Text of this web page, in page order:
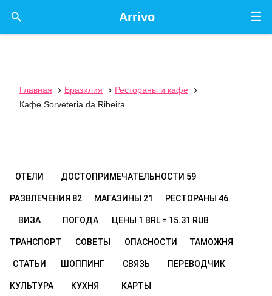
☰
Arrivo

Главная  Бразилия  Рестораны и кафе

Кафе Sorveteria da Ribeira
ОТЕЛИ ДОСТОПРИМЕЧАТЕЛЬНОСТИ 59
РАЗВЛЕЧЕНИЯ 82 МАГАЗИНЫ 21 РЕСТОРАНЫ 46
ВИЗА ПОГОДА ЦЕНЫ 1 BRL = 15.31 RUB
ТРАНСПОРТ СОВЕТЫ ОПАСНОСТИ ТАМОЖНЯ
СТАТЬИ ШОППИНГ СВЯЗЬ ПЕРЕВОДЧИК
КУЛЬТУРА КУХНЯ КАРТЫ